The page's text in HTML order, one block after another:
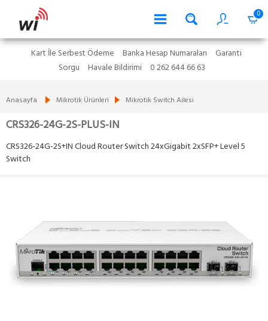
0
Kart İle Serbest Ödeme Banka Hesap Numaraları
Garanti
Sorgu
Havale Bildirimi 0 262 644 66 63
Anasayfa Mikrotik Ürünleri Mikrotik Switch Ailesi
CRS326-24G-2S-PLUS-IN
CRS326-24G-2S+IN Cloud Router Switch 24xGigabit 2xSFP+ Level 5
Switch